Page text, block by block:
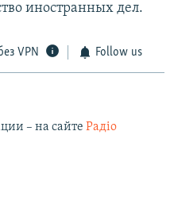
иностранных дел.
VPN Follow us
– на сайте Радіо